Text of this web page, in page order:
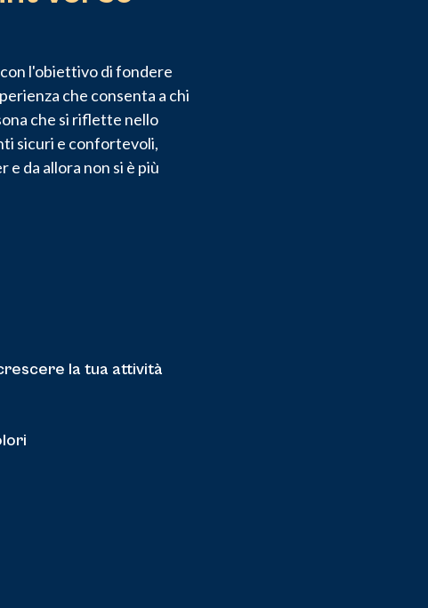
con l'obiettivo di fondere
che consenta a chi
che si riflette nello
sicuri e confortevoli,
e da allora non si è più
la tua attività